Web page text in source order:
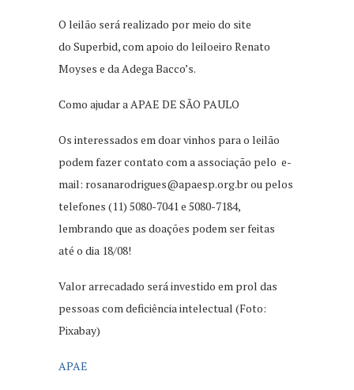
O leilão será realizado por meio do site
do Superbid, com apoio do leiloeiro Renato
Moyses e da Adega Bacco’s.
Como ajudar a APAE DE SÃO PAULO
Os interessados em doar vinhos para o leilão
podem fazer contato com a associação pelo e-
mail: rosanarodrigues@apaesp.org.brou pelos
telefones (11) 5080-7041 e 5080-7184,
lembrando que as doações podem ser feitas
até o dia 18/08!
Valor arrecadado será investido em prol das
pessoas com deficiência intelectual (Foto:
Pixabay)
APAE